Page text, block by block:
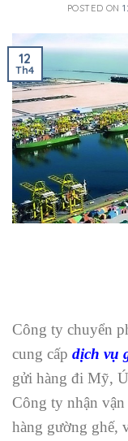
POSTED ON
12
Th4
Công ty chuyển
cung cấp dịch vụ
gửi hàng đi Mỹ,
Công ty nhận vận
hàng gường ghế,